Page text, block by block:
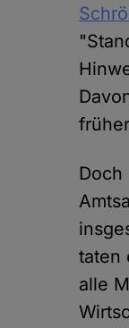
taten
alle